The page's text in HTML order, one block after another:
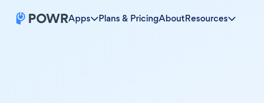
Apps Plans & PricingAboutResources